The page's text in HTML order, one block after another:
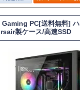
Gaming PC[送料無料]
製ケース/高速SSD